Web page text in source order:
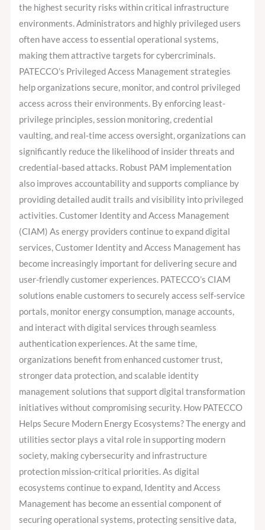
the highest security risks within critical infrastructure
environments. Administrators and highly privileged users
often have access to essential operational systems,
making them attractive targets for cybercriminals.
PATECCO’s Privileged Access Management strategies
help organizations secure, monitor, and control privileged
access across their environments. By enforcing least-
privilege principles, session monitoring, credential
vaulting, and real-time access oversight, organizations can
significantly reduce the likelihood of insider threats and
credential-based attacks. Robust PAM implementation
also improves accountability and supports compliance by
providing detailed audit trails and visibility into privileged
activities. Customer Identity and Access Management
(CIAM) As energy providers continue to expand digital
services, Customer Identity and Access Management has
become increasingly important for delivering secure and
user-friendly customer experiences. PATECCO’s CIAM
solutions enable customers to securely access self-service
portals, monitor energy consumption, manage accounts,
and interact with digital services through seamless
authentication experiences. At the same time,
organizations benefit from enhanced customer trust,
stronger data protection, and scalable identity
management solutions that support digital transformation
initiatives without compromising security. How PATECCO
Helps Secure Modern Energy Ecosystems? The energy and
utilities sector plays a vital role in supporting modern
society, making cybersecurity and infrastructure
protection mission-critical priorities. As digital
ecosystems continue to expand, Identity and Access
Management has become an essential component of
securing operational systems, protecting sensitive data,